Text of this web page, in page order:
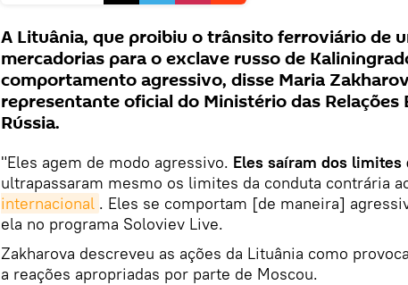
A Lituânia, que proibiu o trânsito ferroviário de
mercadorias para o exclave russo de
comportamento agressivo, disse Maria
representante oficial do Ministério das Relações
Rússia.
"Eles agem de modo agressivo. Eles saíram dos limites
ultrapassaram mesmo os limites da conduta contrária
internacional . Eles se comportam [de maneira]
ela no programa Soloviev Live.
Zakharova descreveu as ações da Lituânia como
a reações apropriadas por parte de Moscou.